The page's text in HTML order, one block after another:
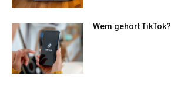
Wem gehört TikTok​?